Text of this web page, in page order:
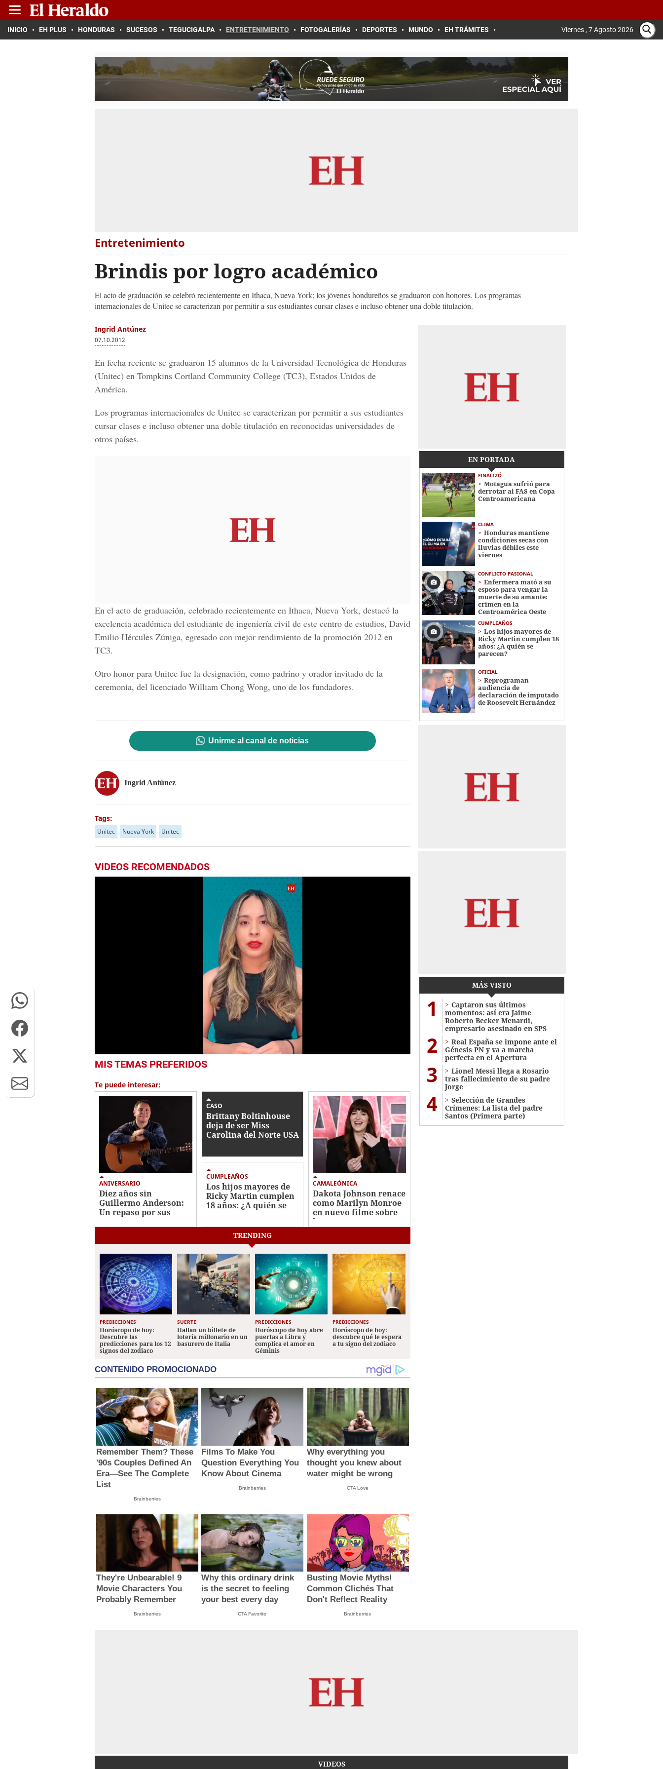
INICIO EH PLUS HONDURAS SUCESOS TEGUCIGALPA ENTRETENIMIENTO FOTOGALERÍAS DEPORTES MUNDO EH TRÁMITES Viernes , 7 Agosto 2026
Entretenimiento
Brindis por logro académico
El acto de graduación se celebró recientemente en Ithaca, Nueva York; los jóvenes hondureños se graduaron con honores. Los programas
internacionales de Unitec se caracterizan por permitir a sus estudiantes cursar clases e incluso obtener una doble titulación.
Ingrid Antúnez
07.10.2012
En fecha reciente se graduaron 15 alumnos de la Universidad Tecnológica de Honduras
(Unitec) en Tompkins Cortland Community College (TC3), Estados Unidos de
América.
Los programas internacionales de Unitec se caracterizan por permitir a sus estudiantes
cursar clases e incluso obtener una doble titulación en reconocidas universidades de
otros países.
En el acto de graduación, celebrado recientemente en Ithaca, Nueva York, destacó la
excelencia académica del estudiante de ingeniería civil de este centro de estudios, David
Emilio Hércules Zúniga, egresado con mejor rendimiento de la promoción 2012 en
TC3.
Otro honor para Unitec fue la designación, como padrino y orador invitado de la
ceremonia, del licenciado William Chong Wong, uno de los fundadores.
Unirme al canal de noticias
Ingrid Antúnez
Tags:
Unitec Nueva York Unitec
VIDEOS RECOMENDADOS
seconds
42
secondsVolume
0%
MIS TEMAS PREFERIDOS
Te puede interesar:
ANIVERSARIO
Diez años sin
Guillermo Anderson:
Un repaso por sus
CASO
Brittany Boltinhouse
deja de ser Miss
Carolina del Norte USA
2026: esto se sabe de la
CUMPLEAÑOS
Los hijos mayores de
Ricky Martin cumplen
18 años: ¿A quién se
CAMALEÓNICA
Dakota Johnson renace
como Marilyn Monroe
en nuevo filme sobre
la actriz
EN PORTADA
FINALIZÓ
Motagua sufrió para
derrotar al FAS en Copa
Centroamericana
CLIMA
Honduras mantiene
condiciones secas con
lluvias débiles este
viernes
CONFLICTO PASIONAL
Enfermera mató a su
esposo para vengar la
muerte de su amante:
crimen en la
Centroamérica Oeste
CUMPLEAÑOS
Los hijos mayores de
Ricky Martin cumplen 18
años: ¿A quién se
parecen?
OFICIAL
Reprograman
audiencia de
declaración de imputado
de Roosevelt Hernández
MÁS VISTO
1
Captaron sus últimos
momentos: así era Jaime
Roberto Becker Menardi​​​,
empresario asesinado en SPS
2
Real España se impone ante el
Génesis PN y va a marcha
perfecta en el Apertura
3
Lionel Messi llega a Rosario
tras fallecimiento de su padre
Jorge
4
Selección de Grandes
Crímenes: La lista del padre
Santos (Primera parte)
TRENDING
PREDICCIONES
Horóscopo de hoy:
Descubre las
predicciones para los 12
signos del zodiaco
SUERTE
Hallan un billete de
lotería millonario en un
basurero de Italia
PREDICCIONES
Horóscopo de hoy abre
puertas a Libra y
complica el amor en
Géminis
PREDICCIONES
Horóscopo de hoy:
descubre qué le espera
a tu signo del zodiaco
CONTENIDO PROMOCIONADO
Remember Them? These
'90s Couples Defined An
Era—See The Complete
List
Brainberries
Films To Make You
Question Everything You
Know About Cinema
Brainberries
Why everything you
thought you knew about
water might be wrong
CTA Love
They're Unbearable! 9
Movie Characters You
Probably Remember
Brainberries
Why this ordinary drink
is the secret to feeling
your best every day
CTA Favorite
Busting Movie Myths!
Common Clichés That
Don't Reflect Reality
Brainberries
VIDEOS